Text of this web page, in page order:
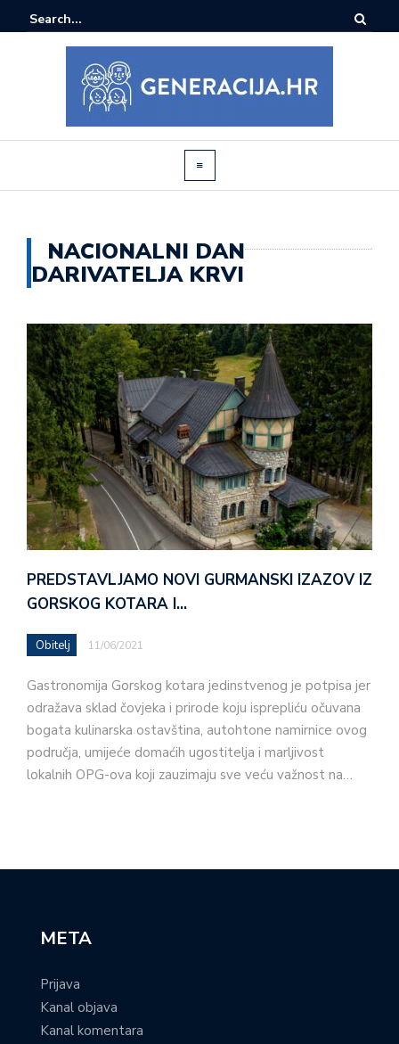
NACIONALNI DAN
DARIVATELJA KRVI
PREDSTAVLJAMO NOVI GURMANSKI IZAZOV IZ
GORSKOG KOTARA I…
Obitelj 11/06/2021
Gastronomija Gorskog kotara jedinstvenog je potpisa jer
odražava sklad čovjeka i prirode koju isprepliću očuvana
bogata kulinarska ostavština, autohtone namirnice ovog
područja, umijeće domaćih ugostitelja i marljivost
lokalnih OPG-ova koji zauzimaju sve veću važnost na…
META
Prijava
Kanal objava
Kanal komentara